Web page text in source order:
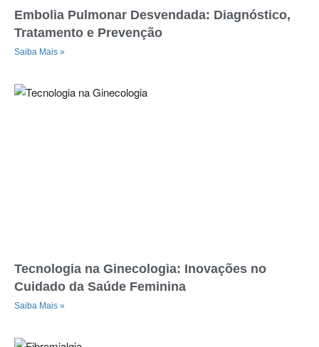
Embolia Pulmonar Desvendada: Diagnóstico,
Tratamento e Prevenção
Saiba Mais »
Tecnologia na Ginecologia: Inovações no
Cuidado da Saúde Feminina
Saiba Mais »